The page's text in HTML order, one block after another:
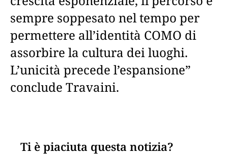
sempre soppesato nel tempo per
permettere all’identità COMO di
assorbire la cultura dei luoghi.
L’unicità precede l’espansione”
conclude Travaini.
Ti è piaciuta questa notizia?